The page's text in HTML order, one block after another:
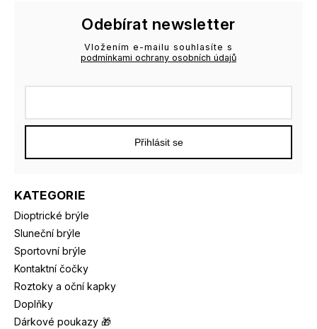
KATEGORIE
Dioptrické brýle
Sluneční brýle
Sportovní brýle
Kontaktní čočky
Roztoky a oční kapky
Doplňky
Dárkové poukazy 🎁
Odebírat newsletter
Vložením e-mailu souhlasíte s
podmínkami ochrany osobních údajů
Přihlásit se